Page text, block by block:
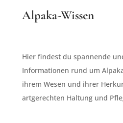
Alpaka-Wissen
Hier findest du spannende
Informationen rund um
ihrem Wesen und ihrer
artgerechten Haltung und